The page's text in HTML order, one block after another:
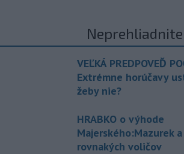
Neprehliadnite
VEĽKÁ PREDPOVEĎ
Extrémne horúčavy
žeby nie?
HRABKO o výhode
Majerského:Mazurek
rovnakých voličov